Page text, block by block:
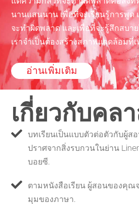
นานแสนนาน เพื่อที่จะเรียนรู้การพูด
จะทำผิดพลาด และเพื่อที่จะรู้สึกสบา
เราจำเป็นต้องสร้างสภาพแวดล้อมที่
อ่านเพิ่มเติม
เกี่ยวกับคล
บทเรียนเป็นแบบตัวต่อตัวกับผู้ส
ปราศจากสิ่งรบกวนในย่าน
บอยซี.
ตามหนังสือเรียน ผู้สอนของคุ
มุมของภาษา.